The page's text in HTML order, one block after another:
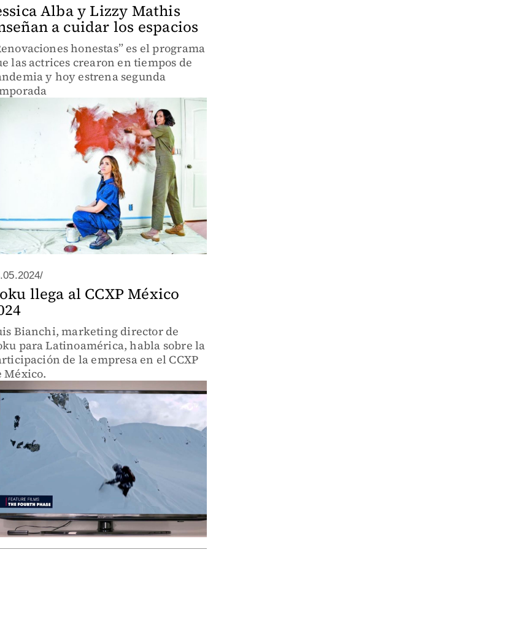
Alba y Lizzy Mathis
a cuidar los espacios
honestas” es el programa
las actrices crearon en tiempos de
y hoy estrena segunda
llega al CCXP México
Bianchi, marketing director de
para Latinoamérica, habla sobre la
de la empresa en el CCXP
México.